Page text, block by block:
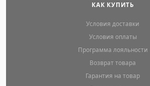
КАК КУПИТЬ
Условия доставки
Условия оплаты
Программа лояльности
Возврат товара
Гарантия на товар